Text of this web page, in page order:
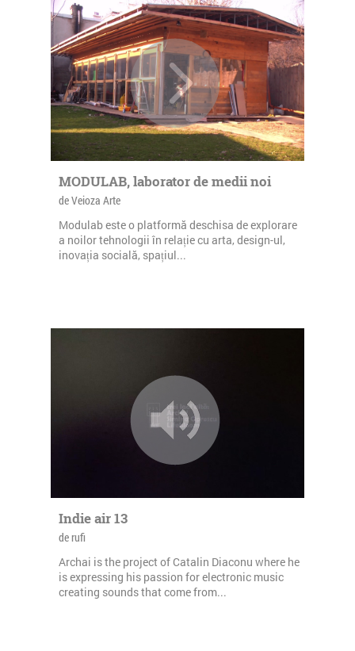
MODULAB, laborator de medii noi
de Veioza Arte
Modulab este o platformă deschisa de explorare
a noilor tehnologii în relație cu arta, design-ul,
inovația socială, spațiul...
Indie air 13
de rufi
Archai is the project of Catalin Diaconu where he
is expressing his passion for electronic music
creating sounds that come from...